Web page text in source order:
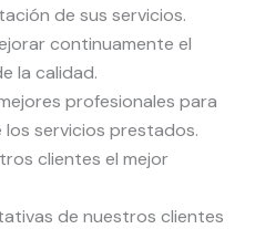
de sus servicios.
continuamente el
la calidad.
profesionales para
los servicios prestados.
clientes el mejor
de nuestros clientes